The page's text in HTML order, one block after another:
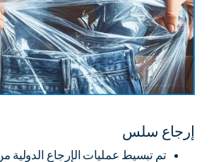
إرجاع سلس
تم تبسيط عمليات الإرجاع الدولية